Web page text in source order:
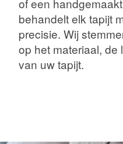
behandelt elk tapijt
precisie. Wij
op het materiaal, de
van uw tapijt.